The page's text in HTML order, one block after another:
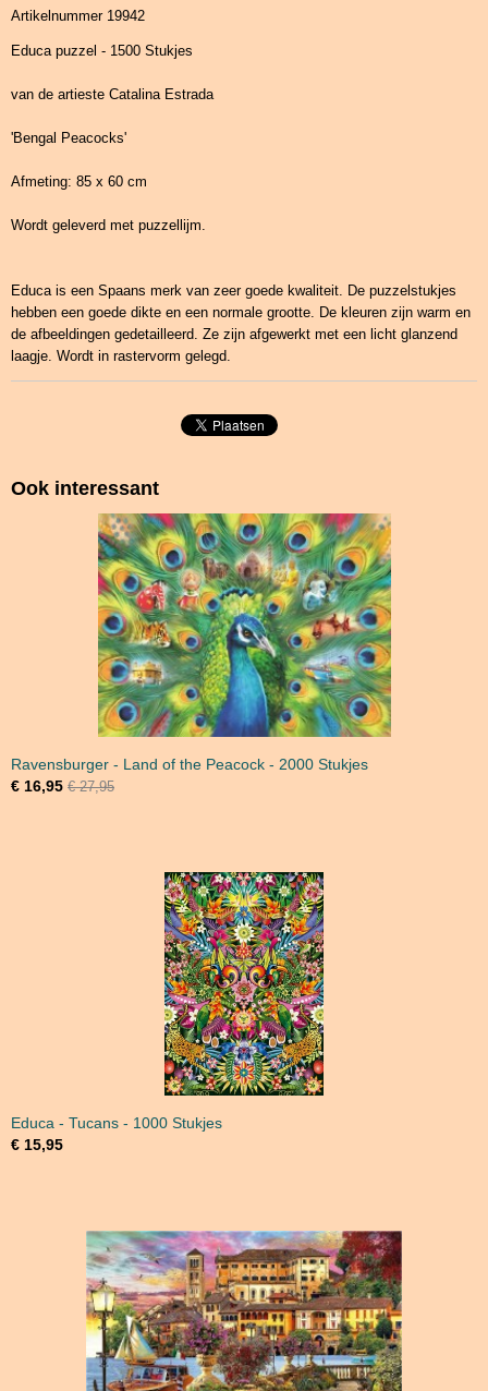
Artikelnummer 19942
Educa puzzel - 1500 Stukjes
van de artieste Catalina Estrada
'Bengal Peacocks'
Afmeting: 85 x 60 cm
Wordt geleverd met puzzellijm.
Educa is een Spaans merk van zeer goede kwaliteit. De puzzelstukjes
hebben een goede dikte en een normale grootte. De kleuren zijn warm en
de afbeeldingen gedetailleerd. Ze zijn afgewerkt met een licht glanzend
laagje. Wordt in rastervorm gelegd.
Ook interessant
Ravensburger - Land of the Peacock - 2000 Stukjes
€ 16,95 € 27,95
Educa - Tucans - 1000 Stukjes
€ 15,95